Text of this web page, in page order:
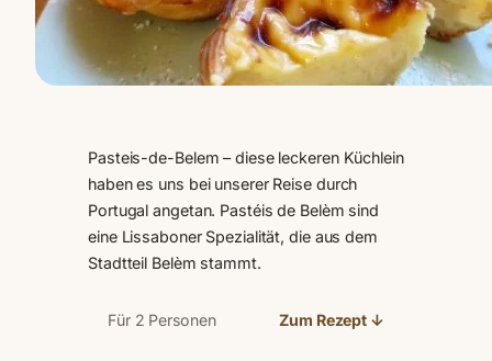
Pasteis-de-Belem – diese leckeren Küchlein
haben es uns bei unserer Reise durch
Portugal angetan. Pastéis de Belèm sind
eine Lissaboner Spezialität, die aus dem
Stadtteil Belèm stammt.
Für 2 Personen Zum Rezept ↓